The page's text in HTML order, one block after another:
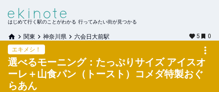
はじめて行く駅のことがわかる 行ってみたい街が見つかる
関東 神奈川県 六会日大前駅 5
0
エキメシ！
選べるモーニング：たっぷりサイズ アイスオ
ーレ＋山食パン（トースト）コメダ特製おぐ
らあん